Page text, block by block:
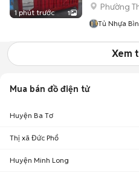
1 phút trước 1
Phường
Tủ Nhựa
Xem
Mua bán đồ điện tử
Huyện Ba Tơ
Thị xã Đức Phổ
Huyện Minh Long